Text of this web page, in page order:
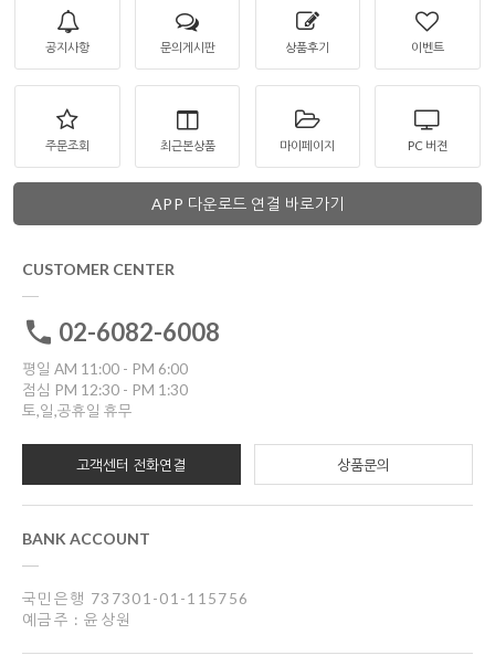
공지사항 문의게시판 상품후기 이벤트
주문조회 최근본상품 마이페이지 PC 버젼
APP 다운로드 연결 바로가기
CUSTOMER CENTER
02-6082-6008
평일 AM 11:00 - PM 6:00
점심 PM 12:30 - PM 1:30
토,일,공휴일 휴무
고객센터 전화연결 상품문의
BANK ACCOUNT
국민은행 737301-01-115756
예금주 : 윤상원